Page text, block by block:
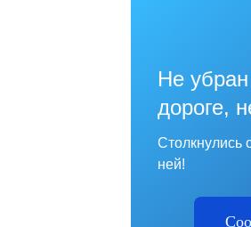
Не
дороге,
Столкнулись
ней!